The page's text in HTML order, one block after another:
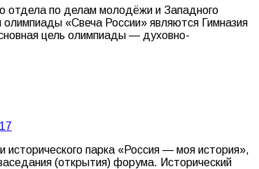
отдела по делам молодёжи и Западного
олимпиады «Свеча России» являются Гимназия
цель олимпиады — духовно-
парка «Россия — моя история»,
(открытия) форума. Исторический